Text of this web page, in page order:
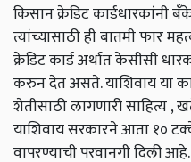
किसान क्रेडिट
त्यांच्यासाठी ही बातमी फार
क्रेडिट कार्ड अर्थात केसीसी
करुन देत असते. याशिवाय या
शेतीसाठी लागणारी साहित्य ,
याशिवाय सरकारने आता १०
वापरण्याची परवानगी दिली आहे.